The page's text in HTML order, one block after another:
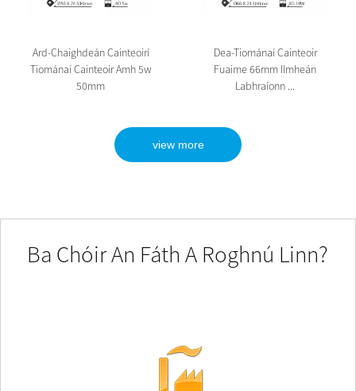
Ard-Chaighdeán Cainteoirí
Tiománaí Cainteoir Amh 5w
50mm
Dea-Tiománaí Cainteoir
Fuaime 66mm Ilmheán
Labhraíonn ...
view more
Ba Chóir An Fáth A Roghnú Linn?